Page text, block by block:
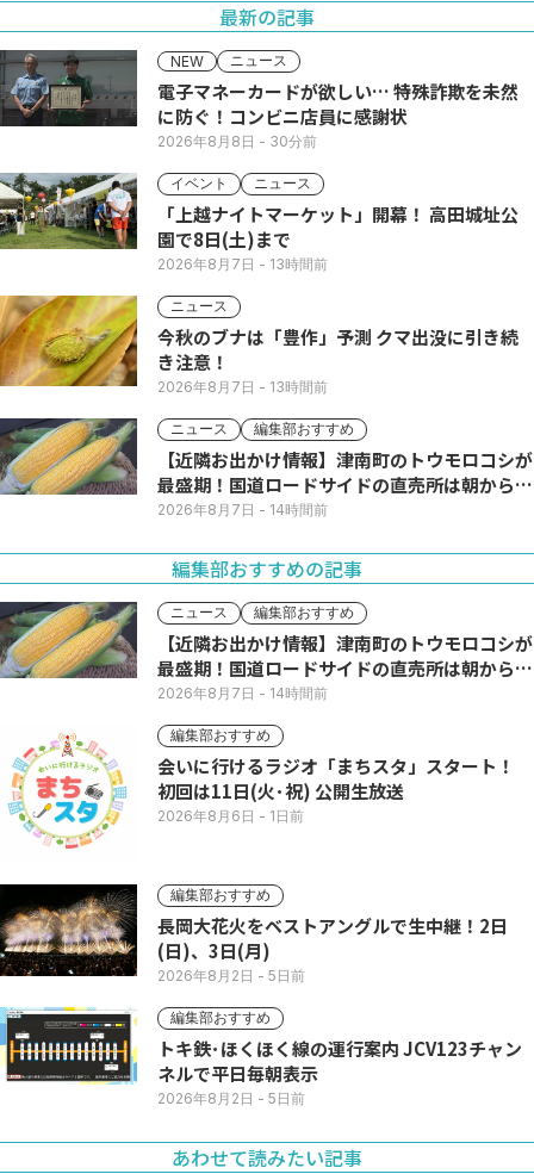
最新の記事
NEW ニュース
電子マネーカードが欲しい… 特殊詐欺を未然
に防ぐ！コンビニ店員に感謝状
2026年8月8日 - 30分前
イベント ニュース
「上越ナイトマーケット」開幕！ 高田城址公
園で8日(土)まで
2026年8月7日 - 13時間前
ニュース
今秋のブナは「豊作」予測 クマ出没に引き続
き注意！
2026年8月7日 - 13時間前
ニュース 編集部おすすめ
【近隣お出かけ情報】津南町のトウモロコシが
最盛期！国道ロードサイドの直売所は朝から長
い列
2026年8月7日 - 14時間前
編集部おすすめの記事
ニュース 編集部おすすめ
【近隣お出かけ情報】津南町のトウモロコシが
最盛期！国道ロードサイドの直売所は朝から長
い列
2026年8月7日 - 14時間前
編集部おすすめ
会いに行けるラジオ「まちスタ」スタート！
初回は11日(火･祝) 公開生放送
2026年8月6日 - 1日前
編集部おすすめ
長岡大花火をベストアングルで生中継！2日
(日)、3日(月)
2026年8月2日 - 5日前
編集部おすすめ
トキ鉄･ほくほく線の運行案内 JCV123チャン
ネルで平日毎朝表示
2026年8月2日 - 5日前
あわせて読みたい記事